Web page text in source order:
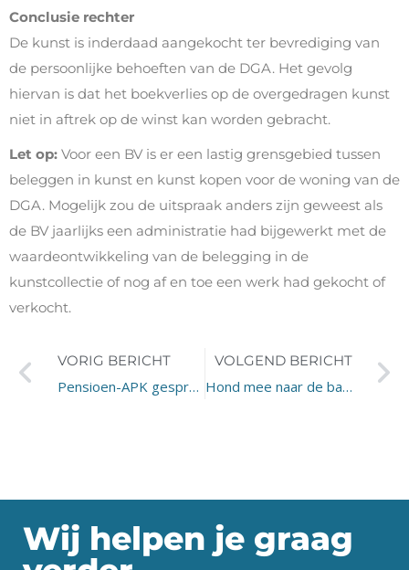
Conclusie rechter
De kunst is inderdaad aangekocht ter bevrediging van
de persoonlijke behoeften van de DGA. Het gevolg
hiervan is dat het boekverlies op de overgedragen kunst
niet in aftrek op de winst kan worden gebracht.
Let op: Voor een BV is er een lastig grensgebied tussen
beleggen in kunst en kunst kopen voor de woning van de
DGA. Mogelijk zou de uitspraak anders zijn geweest als
de BV jaarlijks een administratie had bijgewerkt met de
waardeontwikkeling van de belegging in de
kunstcollectie of nog af en toe een werk had gekocht of
verkocht.
VORIG BERICHT
Pensioen-APK gesprek belast loon?
VOLGEND BERICHT
Hond mee naar de baas
Wij helpen je graag